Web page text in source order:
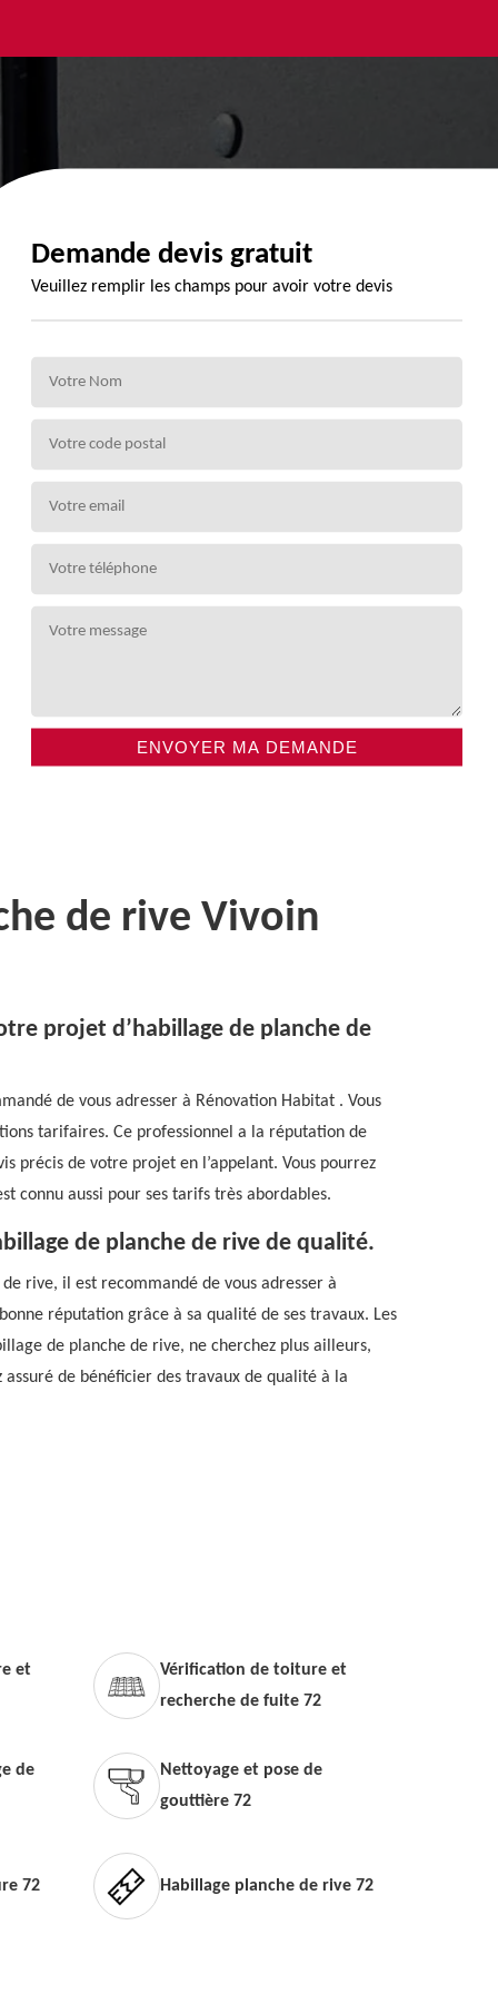
Demande devis gratuit
Veuillez remplir les champs pour avoir votre devis
de rive Vivoin
projet d’habillage de planche de
de vous adresser à Rénovation Habitat . Vous
tarifaires. Ce professionnel a la réputation de
précis de votre projet en l’appelant. Vous pourrez
connu aussi pour ses tarifs très abordables.
de planche de rive de qualité.
rive, il est recommandé de vous adresser à
réputation grâce à sa qualité de ses travaux. Les
de planche de rive, ne cherchez plus ailleurs,
de bénéficier des travaux de qualité à la
et
Vérification de toiture et
recherche de fuite 72
de
Nettoyage et pose de
gouttière 72
72 Habillage planche de rive 72